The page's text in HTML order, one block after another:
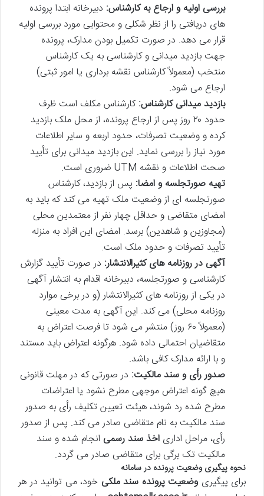
بررسی اولیه و ارجاع به کارشناس: دبیرخانه ابتدا پرونده
های دریافتی را از نظر شکلی و محتوایی مورد بررسی اولیه
قرار می دهد. در صورت تکمیل بودن مدارک، پرونده
جهت بازدید میدانی و کارشناسی به یک کارشناس
منتخب (معمولاً کارشناس نقشه برداری یا امور ثبتی)
ارجاع می شود.
بازدید میدانی کارشناس:کارشناس مکلف است ظرف
حدود ۲۰ روز پس از ارجاع پرونده، از محل ملک بازدید
کرده و وضعیت تصرفات، حدود اربعه و سایر اطلاعات
مورد نیاز را بررسی نماید. این بازدید میدانی برای تأیید
صحت اطلاعات و نقشه UTM ضروری است.
تهیه صورتجلسه و امضا: پس از بازدید، کارشناس
صورتجلسه ای از وضعیت ملک تهیه می کند که باید به
امضای متقاضی و حداقل چهار نفر از معتمدین محلی
(مجاوزین و شاهدین) برسد. امضای این افراد به منزله
تأیید تصرفات و حدود ملک است.
آگهی در روزنامه های کثیرالانتشار: در صورت تأیید گزارش
کارشناسی و صورتجلسه، دبیرخانه اقدام به انتشار آگهی
در یکی از روزنامه های کثیرالانتشار (و در برخی موارد
روزنامه محلی) می کند. این آگهی به مدت معینی
(معمولاً ۶۰ روز) منتشر می شود تا فرصت اعتراض به
متقاضیان احتمالی داده شود. هرگونه اعتراض باید مستند
و با ارائه مدارک کافی باشد.
صدور رأی و سند مالکیت: در صورتی که در مهلت قانونی
هیچ گونه اعتراض موجهی مطرح نشود یا اعتراضات
مطرح شده رد شوند، هیئت تعیین تکلیف رأی به صدور
سند مالکیت به نام متقاضی صادر می کند. پس از صدور
رأی، مراحل اداری اخذ سند رسمی انجام شده و سند
مالکیت تک برگی برای متقاضی صادر می گردد.
نحوه پیگیری وضعیت پرونده در سامانه
برای پیگیریوضعیت پرونده سند ملکی خود، می توانید در هر